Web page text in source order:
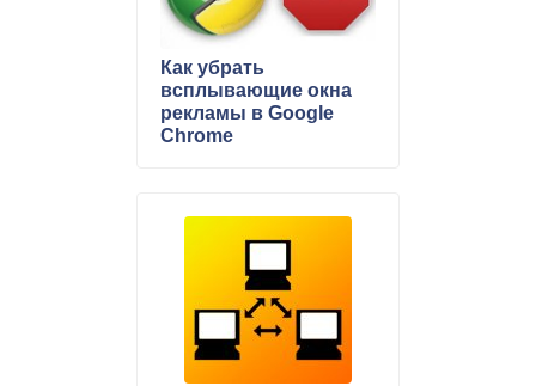
Как убрать
всплывающие окна
рекламы в Google
Chrome